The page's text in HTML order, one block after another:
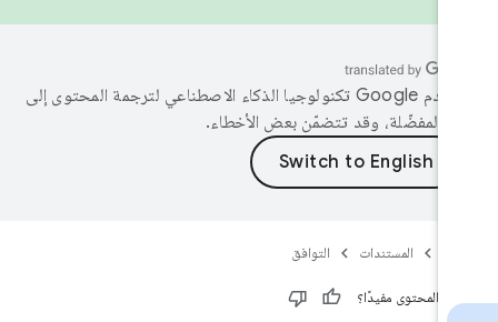
تستخدم Google تكنولوجيا الذكاء الاصطناعي لترجمة المحتوى إلى
المفضّلة، وقد تتضمّن بعض الأخطاء.
المستندات التوافق
المحتوى مفيدًا؟